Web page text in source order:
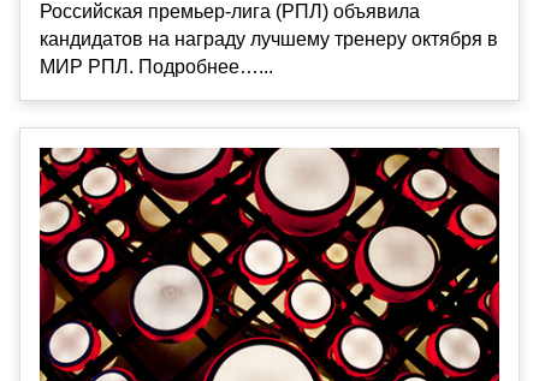
Российская премьер‑лига (РПЛ) объявила
кандидатов на награду лучшему тренеру октября в
МИР РПЛ. Подробнее…...